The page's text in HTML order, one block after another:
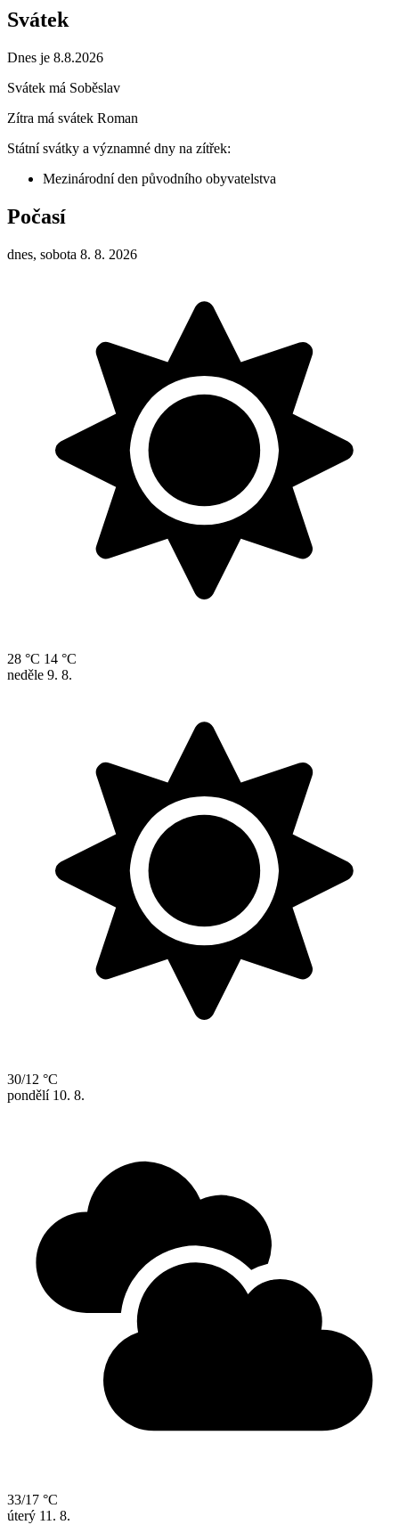
Svátek
Dnes je 8.8.2026
Svátek má Soběslav
Zítra má svátek Roman
Státní svátky a významné dny na zítřek:
Mezinárodní den původního obyvatelstva
Počasí
dnes, sobota 8. 8. 2026
28 °C 14 °C
neděle 9. 8.
30/12 °C
pondělí 10. 8.
33/17 °C
úterý 11. 8.